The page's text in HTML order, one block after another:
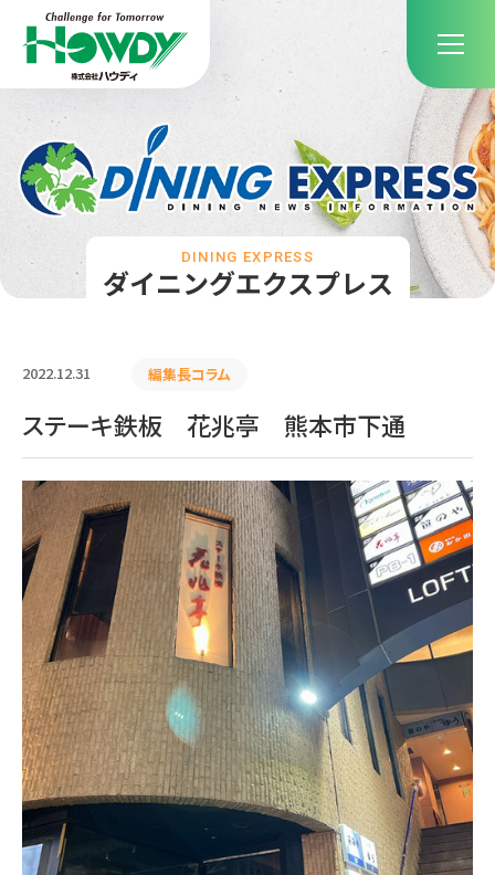
ダイニングエクスプレス
DINING EXPRESS
2022.12.31 編集長コラム
ステーキ鉄板 花兆亭 熊本市下通